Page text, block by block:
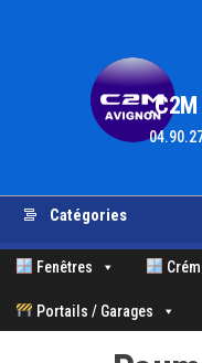
Aller
contenu
Fenêtres
Portails / Garages
Catégories